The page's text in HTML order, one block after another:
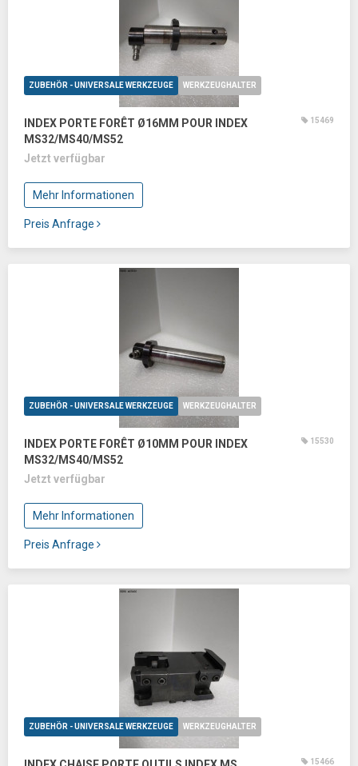
ZUBEHÖR - UNIVERSALE WERKZEUGE WERKZEUGHALTER
INDEX PORTE FORÊT Ø16MM POUR INDEX
MS32/MS40/MS52
15469
Jetzt verfügbar
Mehr Informationen
Preis Anfrage
ZUBEHÖR - UNIVERSALE WERKZEUGE WERKZEUGHALTER
INDEX PORTE FORÊT Ø10MM POUR INDEX
MS32/MS40/MS52
15530
Jetzt verfügbar
Mehr Informationen
Preis Anfrage
ZUBEHÖR - UNIVERSALE WERKZEUGE WERKZEUGHALTER
15466